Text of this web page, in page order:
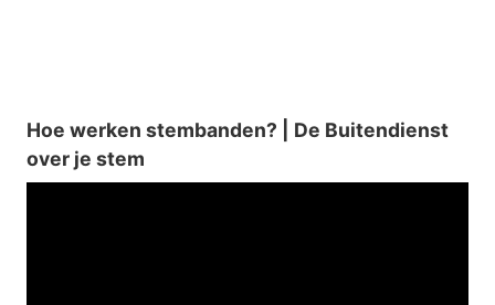
Hoe werken stembanden? | De Buitendienst
over je stem